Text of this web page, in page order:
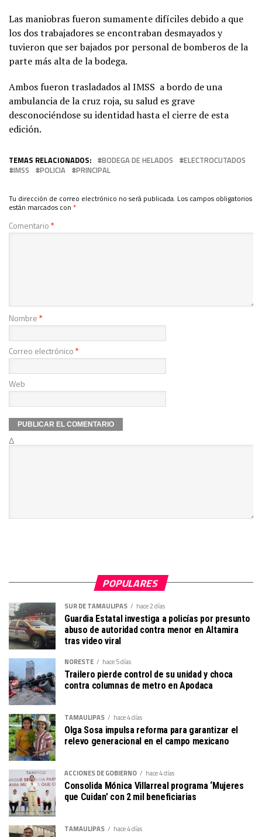
Las maniobras fueron sumamente difíciles debido a que
los dos trabajadores se encontraban desmayados y
tuvieron que ser bajados por personal de bomberos de la
parte más alta de la bodega.
Ambos fueron trasladados al IMSS a bordo de una
ambulancia de la cruz roja, su salud es grave
desconociéndose su identidad hasta el cierre de esta
edición.
TEMAS RELACIONADOS: BODEGA DE HELADOS
ELECTROCUTADOS
IMSS
POLICIA PRINCIPAL
Tu dirección de correo electrónico no será publicada. Los campos obligatorios
están marcados con *
Comentario*
Nombre*
Correo electrónico*
Web
Δ
POPULARES
SUR DE TAMAULIPAS hace 2 días
Guardia Estatal investiga a policías por presunto
abuso de autoridad contra menor en Altamira
tras video viral
NORESTE hace 5 días
Trailero pierde control de su unidad y choca
contra columnas de metro en Apodaca
TAMAULIPAS hace 4 días
Olga Sosa impulsa reforma para garantizar el
relevo generacional en el campo mexicano
ACCIONES DE GOBIERNO hace 4 días
Consolida Mónica Villarreal programa ‘Mujeres
que Cuidan’ con 2 mil beneficiarias
TAMAULIPAS hace 4 días